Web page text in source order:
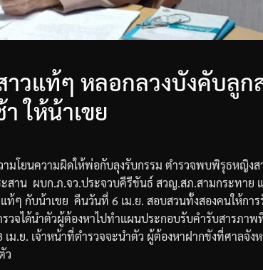
าวแท้ๆ หลอกลวงบังคับลูก
ให้น้าเขย
ามโยนความผิดให้พ่อกับลุงรับกรรม ตำรวจพบพิรุธหญิงส
สาน ผบก.ภ.จว.ประจวบคีรีขันธ์ สวญ.สภ.สามกระทาย
ท้ๆ กับน้าเขย คืนวันที่ 6 เม.ย. สอบสวนทั้งสองคนให้กา
รวจได้นำตัวผู้ต้องหาไปทำแผนประกอบรับคำรับสารภาพ
เม.ย. เจ้าหน้าที่ตำรวจจะนำตัว ผู้ต้องหาฝากขังที่ศาลจัง
ว